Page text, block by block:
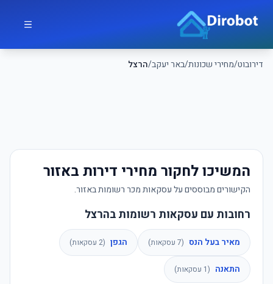
דירובוט/מחירי שכונות/באר יעקב/הרצל
דירובוט
המשיכו לחקור מחירי דירות באזור
הקישורים מבוססים על עסקאות מכר רשומות באזור.
רחובות עם עסקאות רשומות בהרצל
מאיר בעל הנס (
7 עסקאות) הגפן (
2 עסקאות)
התאנה (
1 עסקאות)